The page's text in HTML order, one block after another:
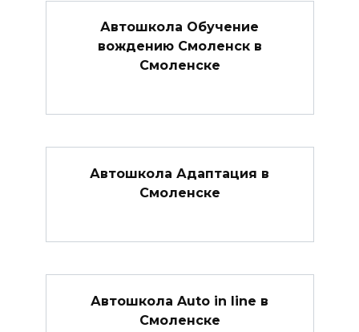
Автошкола Обучение
вождению Смоленск в
Смоленске
Автошкола Адаптация в
Смоленске
Автошкола Auto in line в
Смоленске